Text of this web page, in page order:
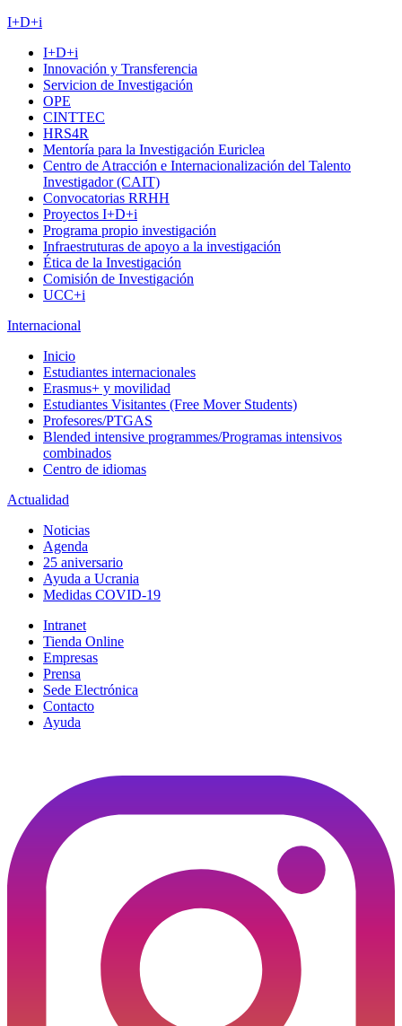
I+D+i
I+D+i
Innovación y Transferencia
Servicion de Investigación
OPE
CINTTEC
HRS4R
Mentoría para la Investigación Euriclea
Centro de Atracción e Internacionalización del Talento
Investigador (CAIT)
Convocatorias RRHH
Proyectos I+D+i
Programa propio investigación
Infraestruturas de apoyo a la investigación
Ética de la Investigación
Comisión de Investigación
UCC+i
Internacional
Inicio
Estudiantes internacionales
Erasmus+ y movilidad
Estudiantes Visitantes (Free Mover Students)
Profesores/PTGAS
Blended intensive programmes/Programas intensivos
combinados
Centro de idiomas
Actualidad
Noticias
Agenda
25 aniversario
Ayuda a Ucrania
Medidas COVID-19
Intranet
Tienda Online
Empresas
Prensa
Sede Electrónica
Contacto
Ayuda